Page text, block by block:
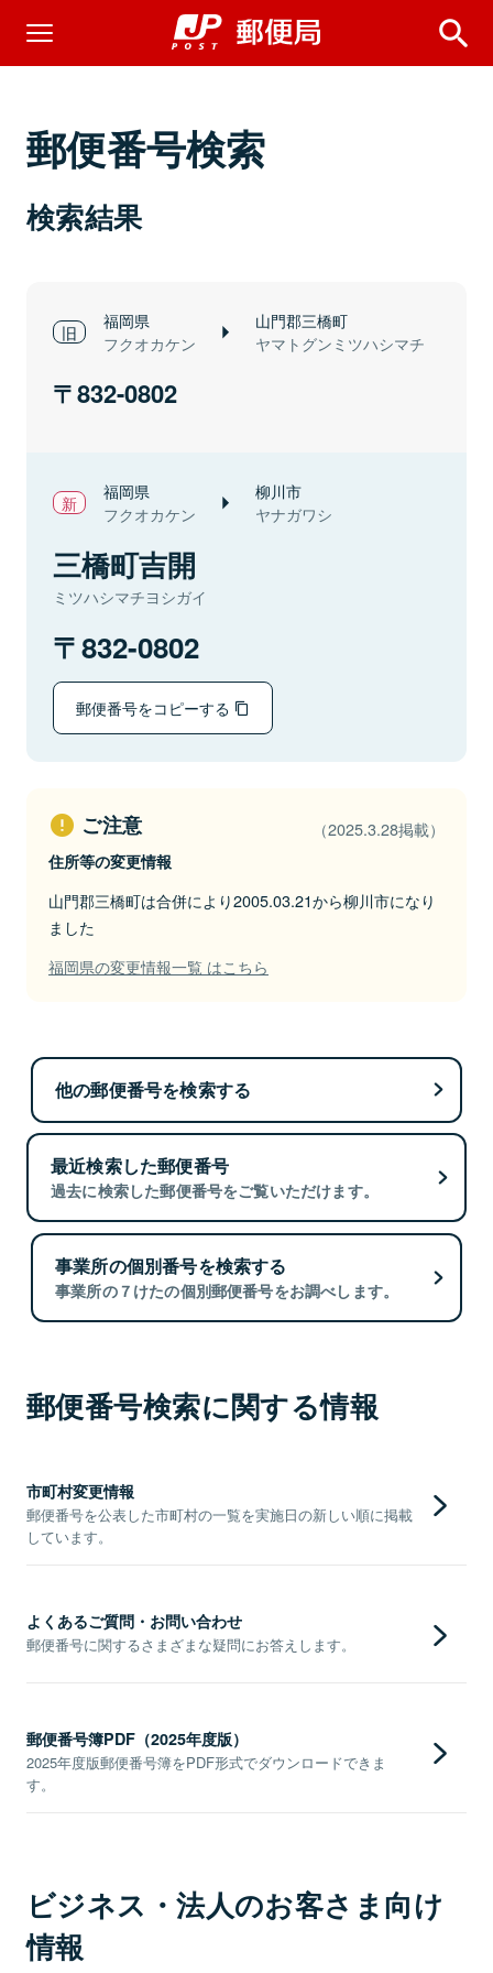
郵便番号検索
検索結果
福岡県
フクオカケン
山門郡三橋町
ヤマトグンミツハシマチ
832-0802
福岡県
フクオカケン
柳川市
ヤナガワシ
三橋町吉開
ミツハシマチヨシガイ
832-0802
郵便番号をコピーする
ご注意 （2025.3.28掲載）
住所等の変更情報
山門郡三橋町は合併により2005.03.21から柳川市になり
ました
福岡県の変更情報一覧 はこちら
他の郵便番号を検索する
最近検索した郵便番号
過去に検索した郵便番号をご覧いただけます。
事業所の個別番号を検索する
事業所の７けたの個別郵便番号をお調べします。
郵便番号検索に関する情報
市町村変更情報
郵便番号を公表した市町村の一覧を実施日の新しい順に掲載
しています。
よくあるご質問・お問い合わせ
郵便番号に関するさまざまな疑問にお答えします。
郵便番号簿PDF（2025年度版）
2025年度版郵便番号簿をPDF形式でダウンロードできま
す。
ビジネス・法人のお客さま向け
情報